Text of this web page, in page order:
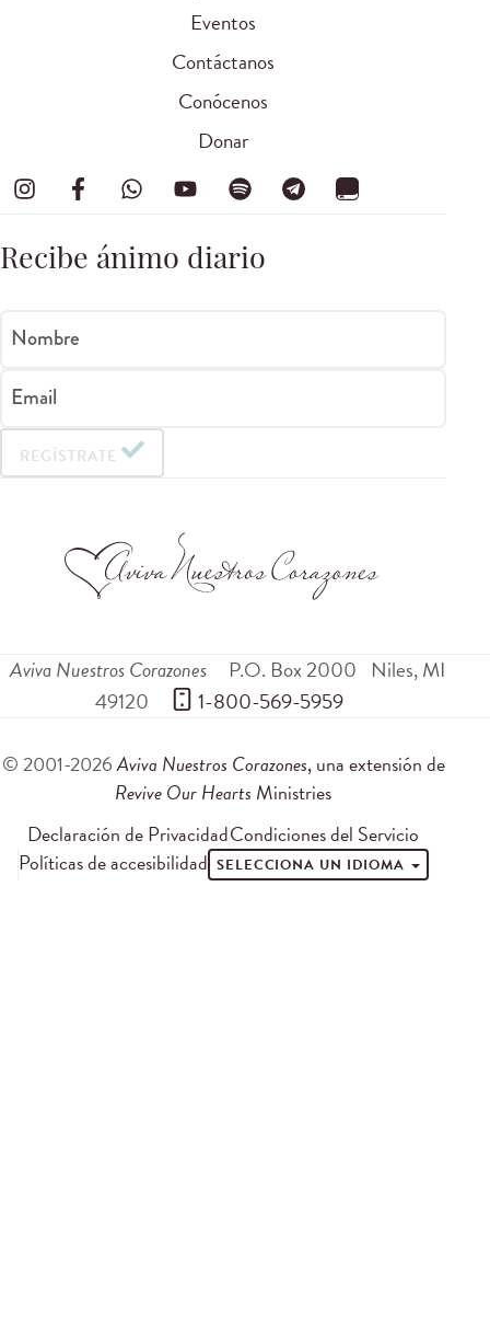
Eventos
Contáctanos
Conócenos
Donar
Recibe ánimo diario
Nombre
Email
REGÍSTRATE
Aviva Nuestros Corazones P.O. Box 2000 Niles,MI
49120
1-800-569-5959
© 2001-2026Aviva Nuestros Corazones, una extensión de
Revive Our Hearts Ministries
Declaración de PrivacidadCondiciones del Servicio
Políticas de accesibilidad SELECCIONA UN IDIOMA